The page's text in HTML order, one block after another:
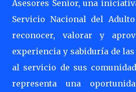
Asesores Senior, una
Servicio Nacional del
reconocer, valorar y
experiencia y sabiduría de
al servicio de sus
representa una